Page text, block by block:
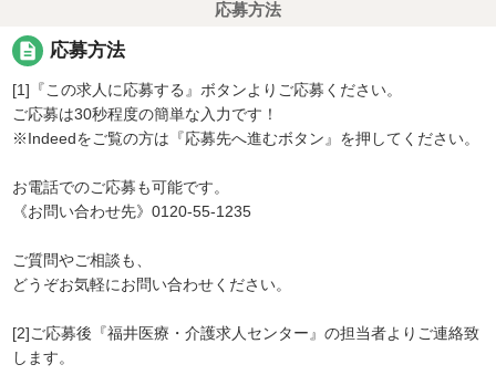
応募方法
description 応募方法
[1]『この求人に応募する』ボタンよりご応募ください。
ご応募は30秒程度の簡単な入力です！
※Indeedをご覧の方は『応募先へ進むボタン』を押してください。
お電話でのご応募も可能です。
《お問い合わせ先》0120-55-1235
ご質問やご相談も、
どうぞお気軽にお問い合わせください。
[2]ご応募後『福井医療・介護求人センター』の担当者よりご連絡致
します。